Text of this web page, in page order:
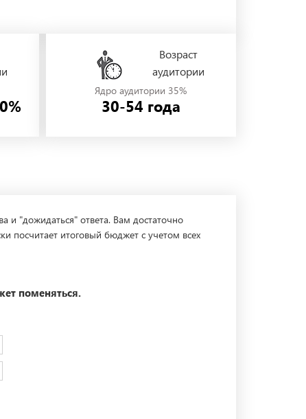
Возраст
аудитории
Ядро аудитории 35%
30-54 года
и "дожидаться" ответа. Вам достаточно
посчитает итоговый бюджет с учетом всех
поменяться.